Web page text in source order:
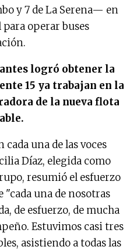
y 7 de La Serena— en
operar buses
logró obtener la
15 ya trabajan en la
de la nueva flota
una de las voces
Díaz, elegida como
resumió el esfuerzo
una de nosotras
de esfuerzo, de mucha
Estuvimos casi tres
asistiendo a todas las